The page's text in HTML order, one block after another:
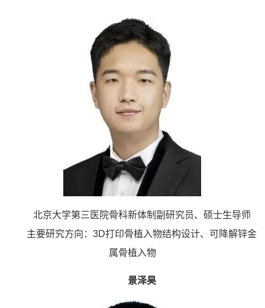
北京大学第三医院骨科新体制副研究员、硕士生导师
主要研究方向：3D打印骨植入物结构设计、可降解锌金
属骨植入物
景泽昊